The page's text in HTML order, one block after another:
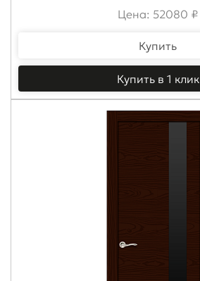
Цена: 52080 ₽
Купить
Купить в 1 клик